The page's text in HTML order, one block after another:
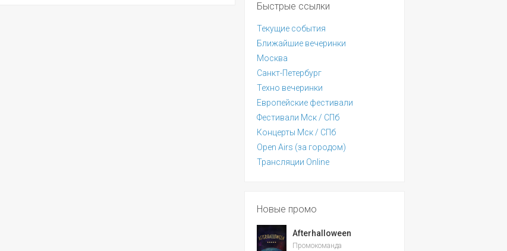
Быстрые ссылки
Текущие события
Ближайшие вечеринки
Москва
Санкт-Петербург
Техно вечеринки
Европейские фестивали
Фестивали Мск / СПб
Концерты Мск / СПб
Open Airs (за городом)
Трансляции Online
Новые промо
Afterhalloween
Промокоманда